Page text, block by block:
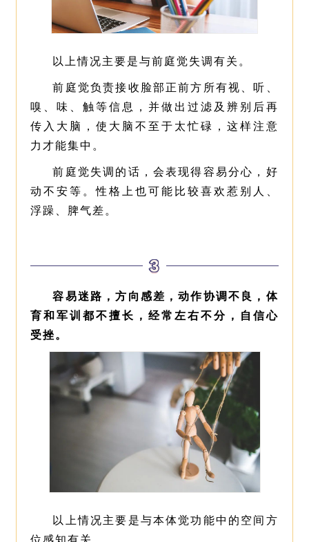
以上情况主要是与前庭觉失调有关。
前庭觉负责接收脸部正前方所有视、听、
嗅、味、触等信息，并做出过滤及辨别后再
传入大脑，使大脑不至于太忙碌，这样注意
力才能集中。
前庭觉失调的话，会表现得容易分心，好
动不安等。性格上也可能比较喜欢惹别人、
浮躁、脾气差。
3
容易迷路，方向感差，动作协调不良，体
育和军训都不擅长，经常左右不分，自信心
受挫。
以上情况主要是与本体觉功能中的空间方